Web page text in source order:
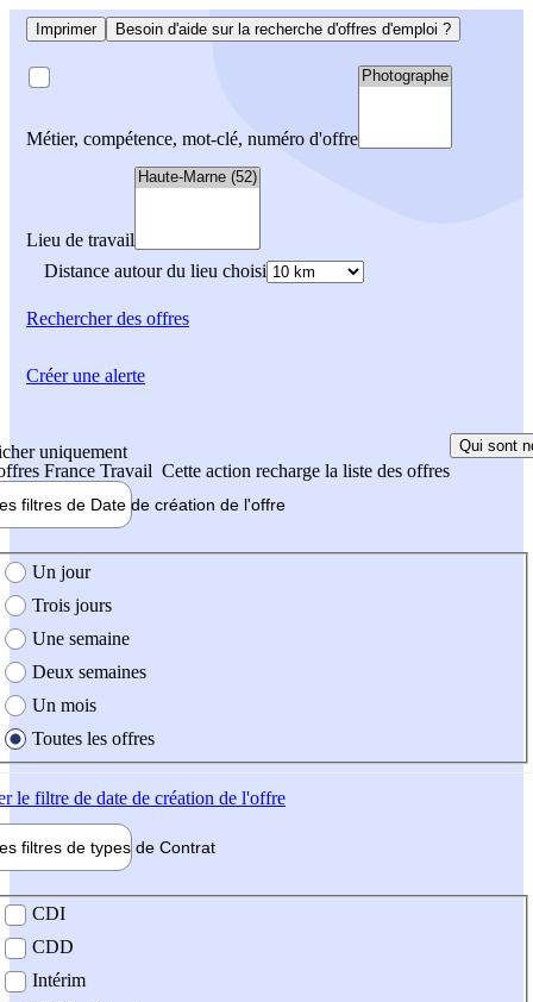
Imprimer Besoin d'aide sur la recherche d'offres d'emploi ?
Métier, compétence, mot-clé, numéro d'offre
Lieu de travail
Distance autour du lieu choisi
Rechercherdes offres
uniquement
France Travail Cette action recharge la liste des offres
Qui sont
filtres de Date de création de l'offre
création de l'offre
Un jour
Trois jours
Une semaine
Deux semaines
Un mois
Toutes les offres
le filtre de date de création de l'offre
filtres de types de Contrat
contrat
CDI
CDD
Intérim
Créer une alerte